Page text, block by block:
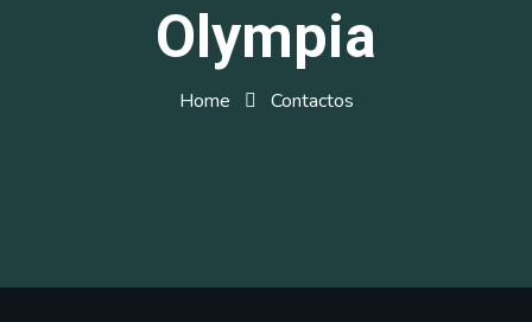
Olympia
Home Contactos